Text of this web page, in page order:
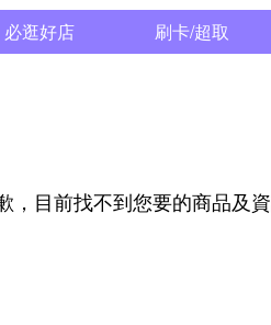
必逛好店 刷卡/超取
，目前找不到您要的商品及